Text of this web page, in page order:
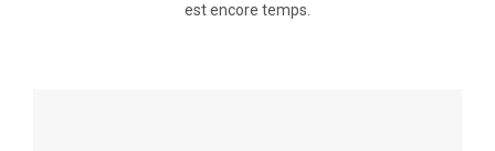
est encore temps.